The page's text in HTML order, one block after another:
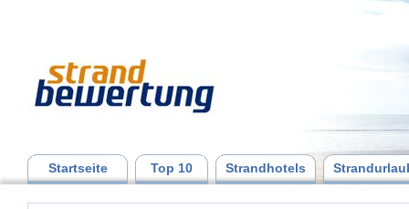
Startseite Top 10 Strandhotels